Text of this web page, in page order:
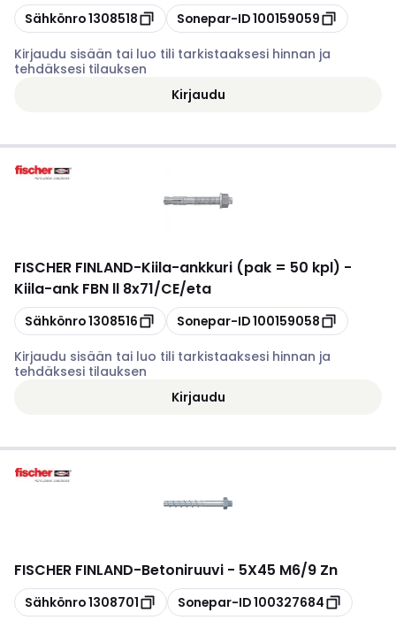
Kopioi
Sähkönro1308518 Kopioi
Sonepar-ID100159059
Kirjaudu sisään tai luo tili tarkistaaksesi hinnan ja
tehdäksesi tilauksen
Kirjaudu
FISCHER FINLAND-Kiila-ankkuri (pak = 50 kpl) -
Kiila-ank FBN ll 8x71/CE/eta
Kopioi
Sähkönro1308516 Kopioi
Sonepar-ID100159058
Kirjaudu sisään tai luo tili tarkistaaksesi hinnan ja
tehdäksesi tilauksen
Kirjaudu
FISCHER FINLAND-Betoniruuvi - 5X45 M6/9 Zn
Kopioi
Sähkönro1308701 Kopioi
Sonepar-ID100327684